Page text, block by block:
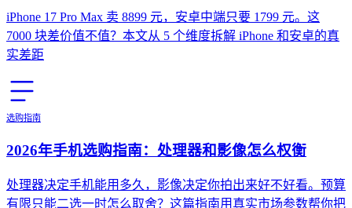
iPhone 17 Pro Max 卖 8899 元，安卓中端只要 1799 元。这
7000 块差价值不值？本文从 5 个维度拆解 iPhone 和安卓的真
实差距
选购指南
2026年手机选购指南：处理器和影像怎么权衡
处理器决定手机能用多久，影像决定你拍出来好不好看。预算
有限只能二选一时怎么取舍？这篇指南用真实市场参数帮你把